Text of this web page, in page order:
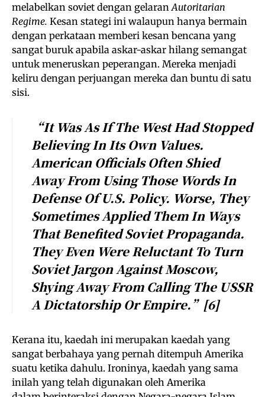
melabelkan soviet dengan gelaran Autoritarian
Regime. Kesan stategi ini walaupun hanya bermain
dengan perkataan memberi kesan bencana yang
sangat buruk apabila askar-askar hilang semangat
untuk meneruskan peperangan. Mereka menjadi
keliru dengan perjuangan mereka dan buntu di satu
sisi.
“It Was As IfThe West Had Stopped
Believing In Its Own Values.
American Officials Often Shied
Away From Using Those Words In
Defense Of U.S. Policy. WorSe, They
Sometimes Applied Them In Ways
That Benefited Soviet Propaganda.
They Even Were Reluctant To Turn
Soviet Jargon Against Moscow,
Shying Away From Calling The USSR
A Dictatorship Or Empire.” [6]
Kerana itu, kaedah ini merupakan kaedah yang
sangat berbahaya yang pernah ditempuh Amerika
suatu ketika dahulu. Ironinya, kaedah yang sama
inilah yang telah digunakan oleh Amerika